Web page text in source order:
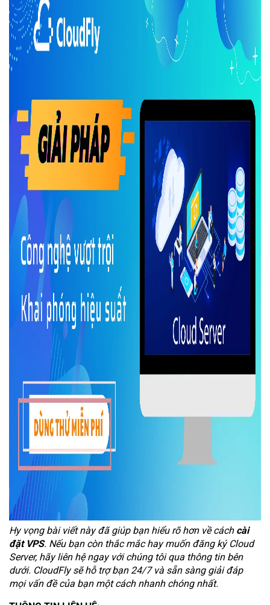
Hy vọng bài viết này đã giúp bạn hiểu rõ hơn về cách cài
đặt VPS. Nếu bạn còn thắc mắc hay muốn đăng ký Cloud
Server, hãy liên hệ ngay với chúng tôi qua thông tin bên
dưới. CloudFly sẽ hỗ trợ bạn 24/7 và sẵn sàng giải đáp
mọi vấn đề của bạn một cách nhanh chóng nhất.